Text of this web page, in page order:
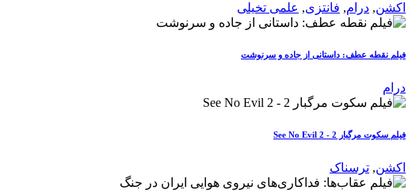
اکشن, درام, فانتزی, علمی تخیلی
فیلم نقطه عطف: داستانی از جاده و سرنوشت
درام
فیلم سکوت مرگبار 2 - See No Evil 2
اکشن, ترسناک